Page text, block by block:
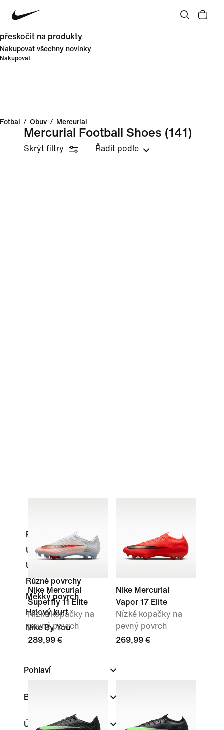
přeskočit na produkty
Nakupovat všechny novinky
Nakupovat
Fotbal / Obuv / Mercurial
Mercurial Football Shoes (141)
Skrýt filtry Řadit podle
Pevný povrch
Umělá tráva
Umělý povrch
Různé povrchy
Měkký povrch
Halový kurt
Nike By You
Pohlaví
Barva
Úroveň
Nike Mercurial
Superfly 11 Elite
Nízké kopačky na
pevný povrch
289,99 €
Nike Mercurial
Vapor 17 Elite
Nízké kopačky na
pevný povrch
269,99 €